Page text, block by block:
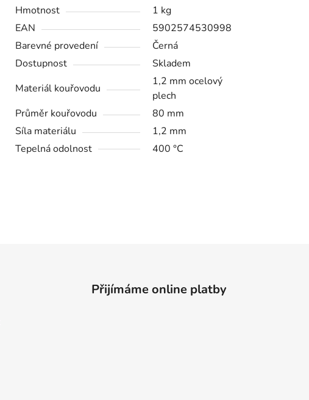
Hmotnost
1 kg
EAN
5902574530998
Barevné provedení
Černá
Dostupnost
Skladem
Materiál kouřovodu
1,2 mm ocelový
plech
Průměr kouřovodu
80 mm
Síla materiálu
1,2 mm
Tepelná odolnost
400 °C
Přijímáme online platby